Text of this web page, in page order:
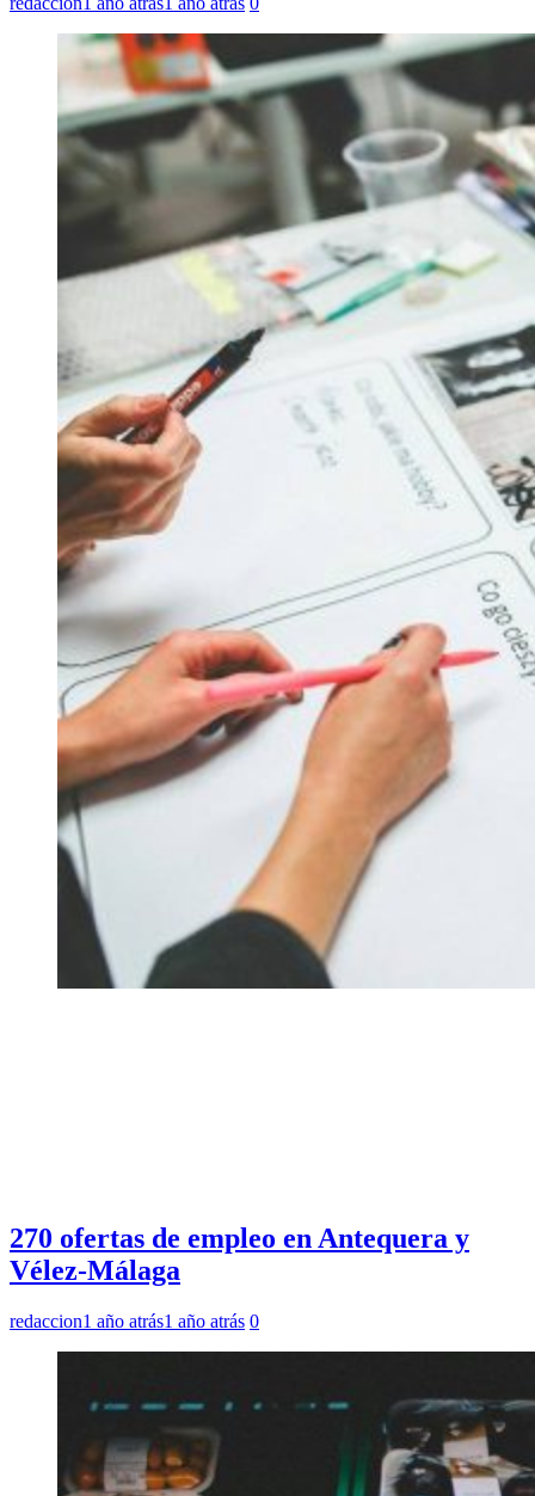
270 ofertas de empleo en Antequera y
Vélez-Málaga
redaccion1 año atrás1 año atrás 0